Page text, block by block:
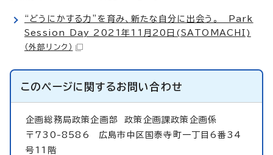
“どうにかする力”を育み、新たな自分に出会う。 Park
Session Day 2021年11月20日(SATOMACHI)
（外部リンク）
このページに関するお問い合わせ
企画総務局政策企画部政策企画課政策企画係
〒730-8586 広島市中区国泰寺町一丁目6番34
号11階